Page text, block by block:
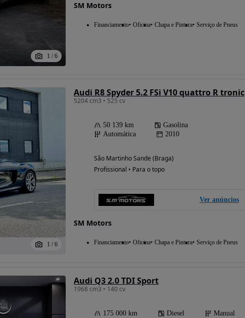
1 / 6
SM Motors
Financiamento Oficina Chapa e Pintura Serviço de Pneus
1 / 6
Audi R8 Spyder 5.2 FSi V10 quattro R tronic
5204 cm3 • 525 cv
50 139 km
Gasolina
Automática
2010
São Martinho Sande (Braga)
Profissional • Para o topo
Ver anúncios
SM Motors
Financiamento Oficina Chapa e Pintura Serviço de Pneus
Audi Q3 2.0 TDI Sport
1968 cm3 • 140 cv
175 000 km Diesel
Manual